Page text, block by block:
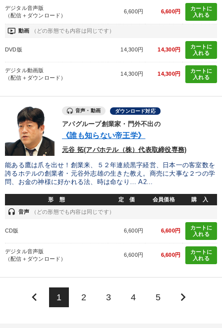
デジタル音声版
（配信＋ダウンロード）
6,600円 6,600円
カートに
入れる
ondemand_video 動画 （どの形態でも内容は同じです）
DVD版 14,300円 14,300円
カートに
入れる
デジタル動画版
（配信＋ダウンロード）
14,300円 14,300円
カートに
入れる
音声・動画 ダウンロード対応
アパグループ創業家・門外不出の
《誰も知らない帝王学》
元谷 拓(アパホテル（株）代表取締役専務)
能ある鷹は爪を出せ！創業来、５２年連続黒字経営、日本一の客室数を
誇るホテルの創業者・元谷外志雄の生きた教え。商売に大事な２つの学
問、お金の神様に好かれる法、時は命なり… A2...
形 態 定 価 会員価格 購 入
headset 音声 （どの形態でも内容は同じです）
CD版 6,600円 6,600円
カートに
入れる
デジタル音声版
（配信＋ダウンロード）
6,600円 6,600円
カートに
入れる
keyboard_arrow_left 1 2 3 4 5 keyboard_arrow_right